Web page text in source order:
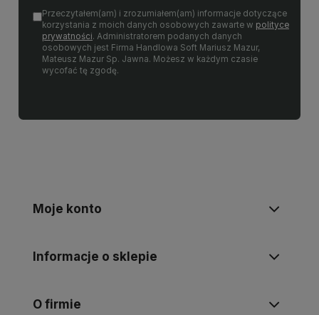
Przeczytałem(am) i zrozumiałem(am) informacje dotyczące
korzystania z moich danych osobowych zawarte w polityce
prywatności. Administratorem podanych danych
osobowych jest Firma Handlowa Soft Mariusz Mazur,
Mateusz Mazur Sp. Jawna. Możesz w każdym czasie
wycofać tę zgodę.
Moje konto
Informacje o sklepie
O firmie